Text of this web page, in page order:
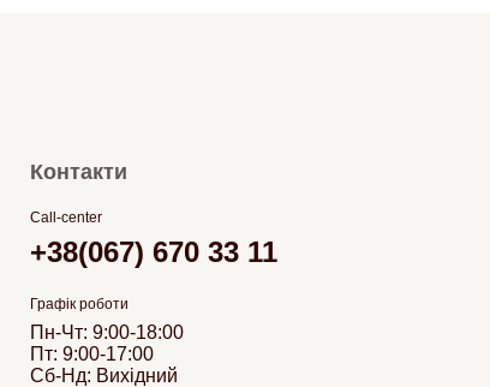
Контакти
Call-center
+38(067) 670 33 11
Графік роботи
Пн-Чт: 9:00-18:00
Пт: 9:00-17:00
Сб-Нд: Вихідний